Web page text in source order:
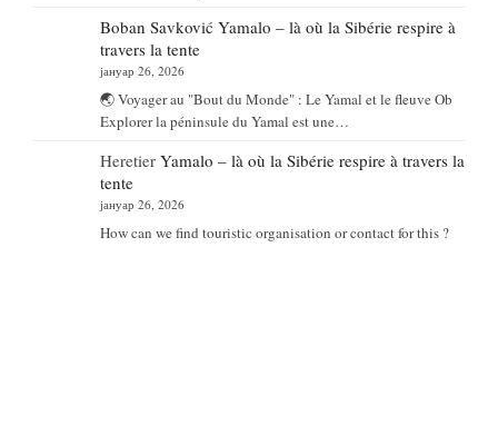
Boban Savković Yamalo – là où la Sibérie respire à
travers la tente
јануар 26, 2026
🌏 Voyager au "Bout du Monde" : Le Yamal et le fleuve Ob
Explorer la péninsule du Yamal est une…
Heretier Yamalo – là où la Sibérie respire à travers la
tente
јануар 26, 2026
How can we find touristic organisation or contact for this ?